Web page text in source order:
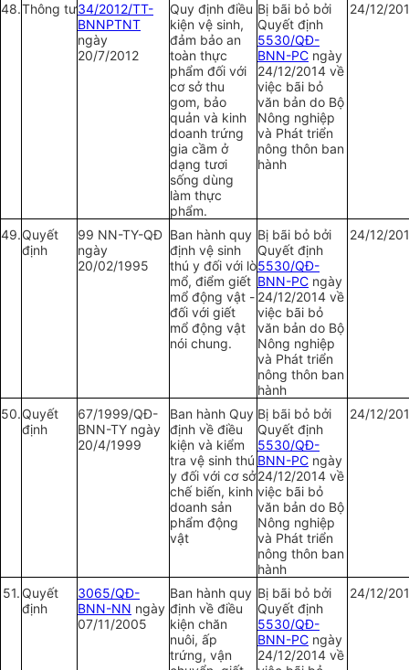
48.Thông tư34/2012/TT-
BNNPTNT
ngày
20/7/2012
Quy định điều
kiện vệ sinh,
đảm bảo an
toàn thực
phẩm đối với
cơ sở thu
gom, bảo
quản và kinh
doanh trứng
gia cầm ở
dạng tươi
sống dùng
làm thực
phẩm.
Bị bãi bỏ bởi
Quyết định
5530/QĐ-
BNN-PC ngày
24/12/2014 về
việc bãi bỏ
văn bản do Bộ
Nông nghiệp
và Phát triển
nông thôn ban
hành
24/12/
49.Quyết
định
99 NN-TY-QĐ
ngày
20/02/1995
Ban hành quy
định vệ sinh
thú y đối với lò
mổ, điểm giết
mổ động vật -
đối với giết
mổ động vật
nói chung.
Bị bãi bỏ bởi
Quyết định
5530/QĐ-
BNN-PC ngày
24/12/2014 về
việc bãi bỏ
văn bản do Bộ
Nông nghiệp
và Phát triển
nông thôn ban
hành
24/12/
50.Quyết
định
67/1999/QĐ-
BNN-TY ngày
20/4/1999
Ban hành Quy
định về điều
kiện và kiểm
tra vệ sinh thú
y đối với cơ sở
chế biến, kinh
doanh sản
phẩm động
vật
Bị bãi bỏ bởi
Quyết định
5530/QĐ-
BNN-PC ngày
24/12/2014 về
việc bãi bỏ
văn bản do Bộ
Nông nghiệp
và Phát triển
nông thôn ban
hành
24/12/
51. Quyết
định
3065/QĐ-
BNN-NN ngày
07/11/2005
Ban hành quy
định về điều
kiện chăn
nuôi, ấp
trứng, vận
Bị bãi bỏ bởi
Quyết định
5530/QĐ-
BNN-PC ngày
24/12/2014 về
24/12/